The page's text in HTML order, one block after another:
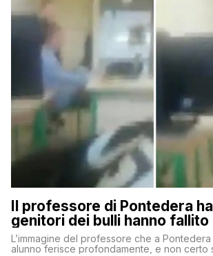
Il professore di Pontedera
genitori dei bulli hanno fallito
L’immagine del professore che a
alunno ferisce profondamente, e non certo